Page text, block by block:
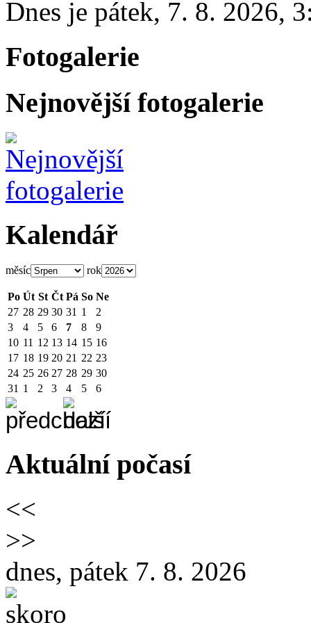
Dnes je pátek, 7. 8. 2026,
Fotogalerie
Nejnovější fotogalerie
Kalendář
měsíc rok
Po Út St Čt Pá So Ne
27 28 29 30 31 1
2
3
4 5 6 7 8
9
10 11 12 13 14 15 16
17 18 19 20 21 22 23
24 25 26 27 28 29 30
31 1 2 3 4 5 6
Aktuální počasí
<<
>>
dnes, pátek 7. 8. 2026